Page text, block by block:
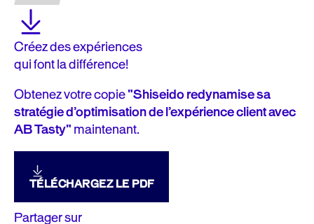
Créez des expériences
qui font la différence!
Obtenez votre copie"Shiseido redynamise sa
stratégie d’optimisation de l’expérience client avec
AB Tasty"maintenant.
TÉLÉCHARGEZ LE PDF
Partager sur